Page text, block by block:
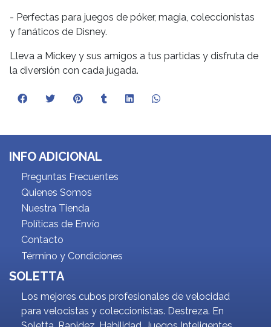
- Perfectas para juegos de póker, magia, coleccionistas
y fanáticos de Disney.
Lleva a Mickey y sus amigos a tus partidas y disfruta de
la diversión con cada jugada.
INFO ADICIONAL
Preguntas Frecuentes
Quienes Somos
Nuestra Tienda
Políticas de Envío
Contacto
Término y Condiciones
SOLETTA
Los mejores cubos profesionales de velocidad
para velocistas y coleccionistas. Destreza. En